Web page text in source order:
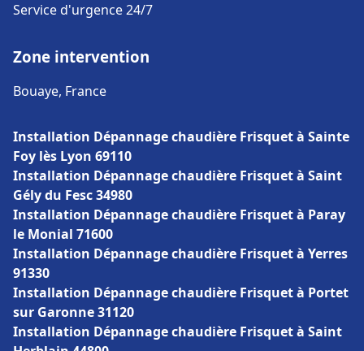
Service d'urgence 24/7
Zone intervention
Bouaye, France
Installation Dépannage chaudière Frisquet à Sainte
Foy lès Lyon 69110
Installation Dépannage chaudière Frisquet à Saint
Gély du Fesc 34980
Installation Dépannage chaudière Frisquet à Paray
le Monial 71600
Installation Dépannage chaudière Frisquet à Yerres
91330
Installation Dépannage chaudière Frisquet à Portet
sur Garonne 31120
Installation Dépannage chaudière Frisquet à Saint